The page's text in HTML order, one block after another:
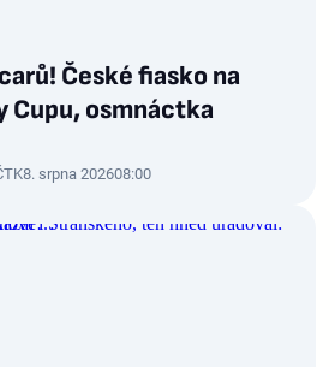
České fiasko na
Cupu, osmnáctka
8. srpna 202608:00